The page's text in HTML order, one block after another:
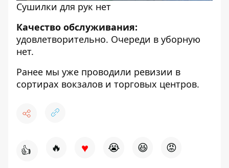
Сушилки для рук нет
Качество обслуживания:
удовлетворительно. Очереди в уборную
нет.
Ранее мы уже проводили ревизии в
сортирах вокзалов и торговых центров.
👍 🔥 ♥ 😭 😆 😡